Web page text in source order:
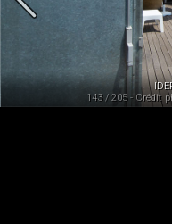
143 / 205 - Crédit